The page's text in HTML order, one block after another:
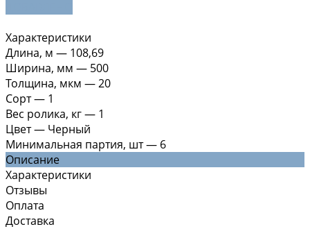
Характеристики
Длина, м — 108,69
Ширина, мм — 500
Толщина, мкм —20
Сорт— 1
Вес ролика, кг— 1
Цвет— Черный
Минимальная партия, шт— 6
Описание
Характеристики
Отзывы
Оплата
Доставка